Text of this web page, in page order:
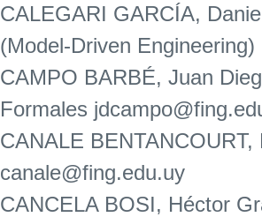
CALEGARI GARCÍA,
(Model-Driven
CAMPO BARBÉ, Juan
Formales
CANALE
canale@fing.edu.uy
CANCELA BOSI, Héctor